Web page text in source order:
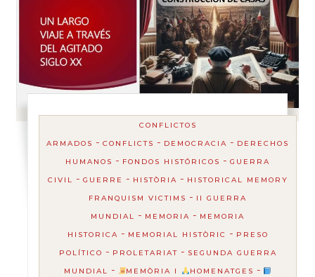
CONFLICTOS
ARMADOS -CONFLICTS - DEMOCRACIA - DERECHOS
HUMANOS - FONDOS HISTÓRICOS -GUERRA
CIVIL - GUERRE - HISTÒRIA - HISTORICAL MEMORY
FRANQUISM VICTIMS - II GUERRA
MUNDIAL - MEMORIA - MEMORIA
HISTORICA - MEMORIAL HISTÒRIC - PRESO
POLÍTICO - PROLETARIAT - SEGUNDA GUERRA
MUNDIAL - MEMÒRIA I HOMENATGES -